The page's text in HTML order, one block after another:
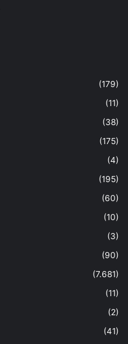
(179)
(11)
(38)
(175)
(4)
(195)
(60)
(10)
(3)
(90)
(7.681)
(11)
(2)
(41)